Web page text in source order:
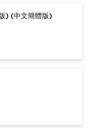
) (中文簡體版)